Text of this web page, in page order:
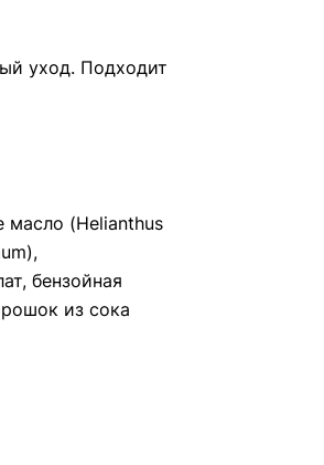
уход. Подходит
масло (Helianthus
бензойная
из сока